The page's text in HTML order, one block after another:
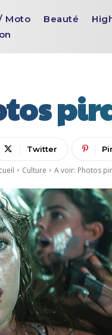
Moto Beauté
Twitter
Culture A voir: Photos